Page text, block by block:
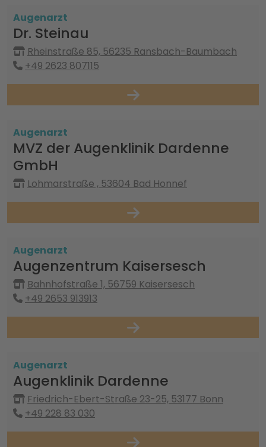
Augenarzt
Dr. Steinau
Rheinstraße 85, 56235 Ransbach-Baumbach
+49 2623 807115
Augenarzt
MVZ der Augenklinik Dardenne
GmbH
Lohmarstraße , 53604 Bad Honnef
Augenarzt
Augenzentrum Kaisersesch
Bahnhofstraße 1, 56759 Kaisersesch
+49 2653 913913
Augenarzt
Augenklinik Dardenne
Friedrich-Ebert-Straße 23-25, 53177 Bonn
+49 228 83 030